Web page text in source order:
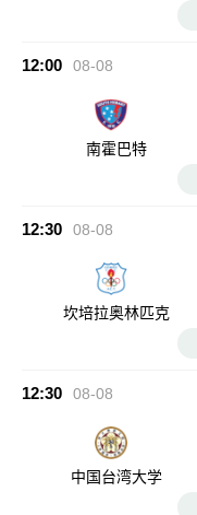
12:00 08-08
南霍巴特
12:30 08-08
坎培拉奥林匹克
12:30 08-08
中国台湾大学